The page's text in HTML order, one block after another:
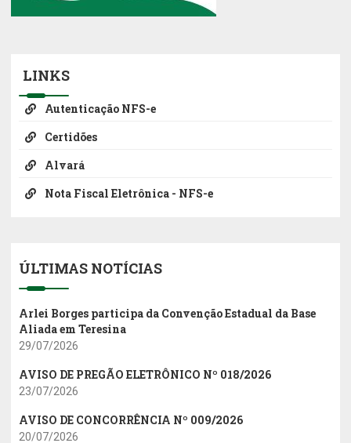
LINKS
Autenticação NFS-e
Certidões
Alvará
Nota Fiscal Eletrônica - NFS-e
ÚLTIMAS NOTÍCIAS
Arlei Borges participa da Convenção Estadual da Base
Aliada em Teresina
29/07/2026
AVISO DE PREGÃO ELETRÔNICO Nº 018/2026
23/07/2026
AVISO DE CONCORRÊNCIA Nº 009/2026
20/07/2026